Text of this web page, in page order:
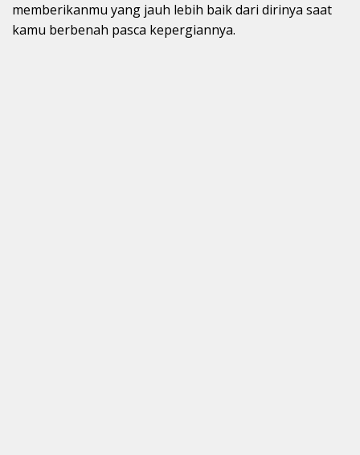
memberikanmu yang jauh lebih baik dari dirinya saat
kamu berbenah pasca kepergiannya.